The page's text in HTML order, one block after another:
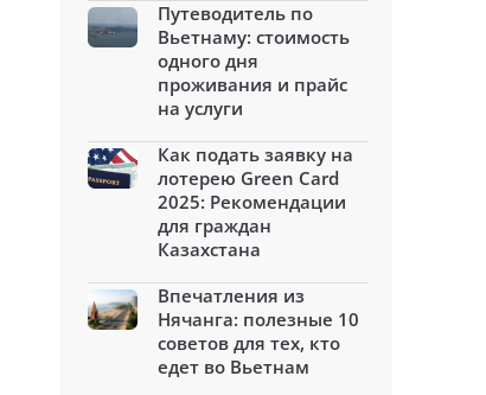
Путеводитель по
Вьетнаму: стоимость
одного дня
проживания и прайс
на услуги
Как подать заявку на
лотерею Green Card
2025: Рекомендации
для граждан
Казахстана
Впечатления из
Нячанга: полезные 10
советов для тех, кто
едет во Вьетнам